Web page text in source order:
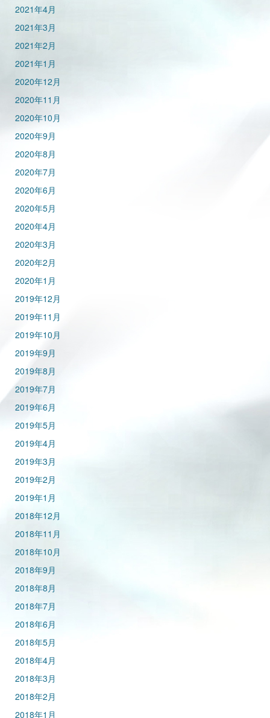
2021年4月
2021年3月
2021年2月
2021年1月
2020年12月
2020年11月
2020年10月
2020年9月
2020年8月
2020年7月
2020年6月
2020年5月
2020年4月
2020年3月
2020年2月
2020年1月
2019年12月
2019年11月
2019年10月
2019年9月
2019年8月
2019年7月
2019年6月
2019年5月
2019年4月
2019年3月
2019年2月
2019年1月
2018年12月
2018年11月
2018年10月
2018年9月
2018年8月
2018年7月
2018年6月
2018年5月
2018年4月
2018年3月
2018年2月
2018年1月